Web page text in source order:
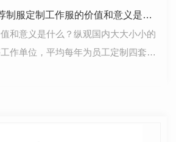
四川工作服定做推荐制服定制工作服的价值和意义是什么？
和意义是什么？纵观国内大大小小的
作单位，平均每年为员工定制四套工
用。成都工作服，这种定做的工…